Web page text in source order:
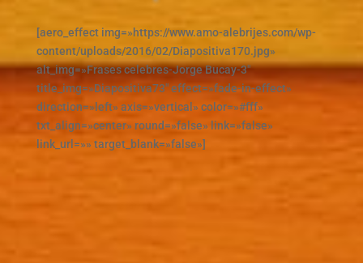
[aero_effect img=»https://www.amo-alebrijes.com/wp-
content/uploads/2016/02/Diapositiva170.jpg»
alt_img=»Frases celebres-Jorge Bucay-3″
title_img=»Diapositiva73″ effect=»fade-in-effect»
direction=»left» axis=»vertical» color=»#fff»
txt_align=»center» round=»false» link=»false»
link_url=»» target_blank=»false»]